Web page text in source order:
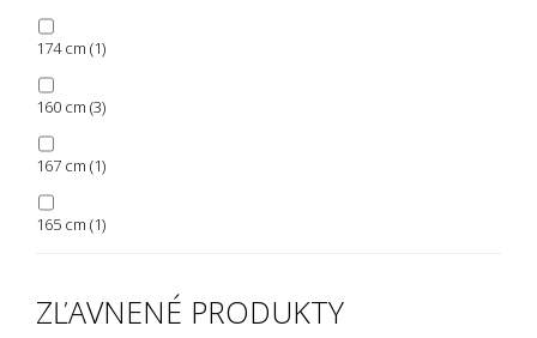
174 cm (1)
160 cm (3)
167 cm (1)
165 cm (1)
ZĽAVNENÉ PRODUKTY